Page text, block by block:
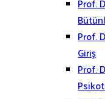
Prof.
Prof.
Giriş
Prof.